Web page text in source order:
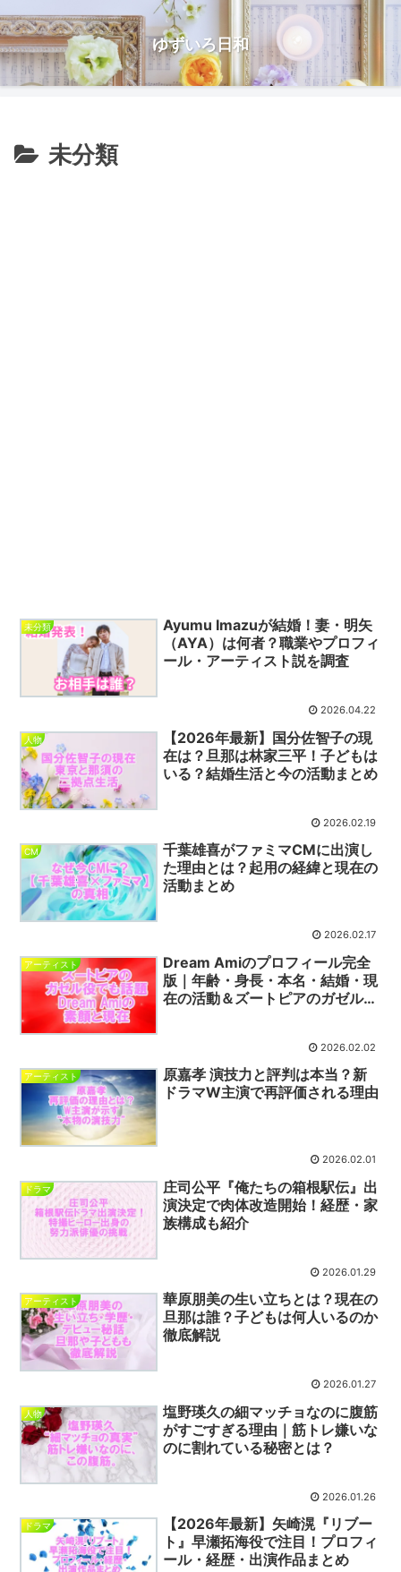
ゆずいろ日和
未分類
未分類
Ayumu Imazuが結婚！妻・明矢
（AYA）は何者？職業やプロフィ
ール・アーティスト説を調査
2026.04.22
人物
【2026年最新】国分佐智子の現
在は？旦那は林家三平！子どもは
いる？結婚生活と今の活動まとめ
2026.02.19
CM
千葉雄喜がファミマCMに出演し
た理由とは？起用の経緯と現在の
活動まとめ
2026.02.17
アーティスト
Dream Amiのプロフィール完全
版｜年齢・身長・本名・結婚・現
在の活動＆ズートピアのガゼル役
2026.02.02
アーティスト
原嘉孝 演技力と評判は本当？新
ドラマW主演で再評価される理由
2026.02.01
ドラマ
庄司公平『俺たちの箱根駅伝』出
演決定で肉体改造開始！経歴・家
族構成も紹介
2026.01.29
アーティスト
華原朋美の生い立ちとは？現在の
旦那は誰？子どもは何人いるのか
徹底解説
2026.01.27
人物
塩野瑛久の細マッチョなのに腹筋
がすごすぎる理由｜筋トレ嫌いな
のに割れている秘密とは？
2026.01.26
ドラマ
【2026年最新】矢崎滉『リブー
ト』早瀬拓海役で注目！プロフィ
ール・経歴・出演作品まとめ